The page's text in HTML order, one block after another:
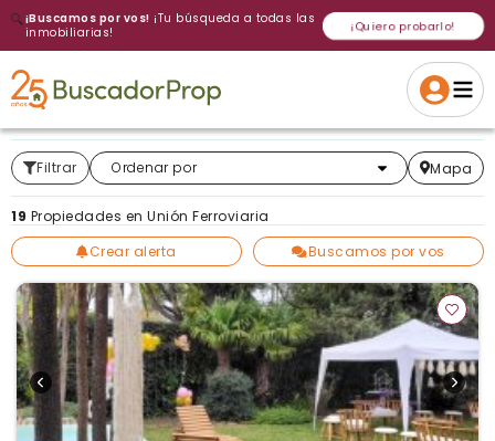
🔍¡Buscamos por vos! ¡Tu búsqueda a todas las
inmobiliarias!
¡Quiero probarlo!
Cancelar Si, eliminar
Gracias
Volver a intentar
Volver a intentarlo
Crear alerta
¡Si, enviar a todos!
Filtrar Ordenar por
Más relevantes Mapa
19 Propiedades en Unión Ferroviaria
Crear alerta
Buscamos por vos